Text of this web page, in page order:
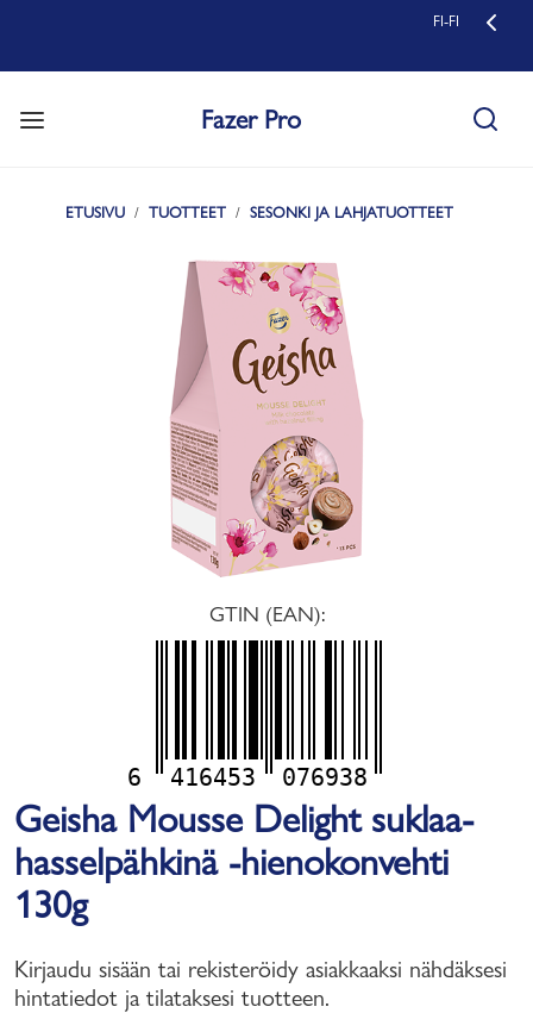
FI-FI
Fazer Pro
ETUSIVU TUOTTEET SESONKI JA LAHJATUOTTEET
GTIN (EAN):
6 416453 076938
Geisha Mousse Delight suklaa-
hasselpähkinä -hienokonvehti
130g
Kirjaudu sisään tai rekisteröidy asiakkaaksi nähdäksesi
hintatiedot ja tilataksesi tuotteen.